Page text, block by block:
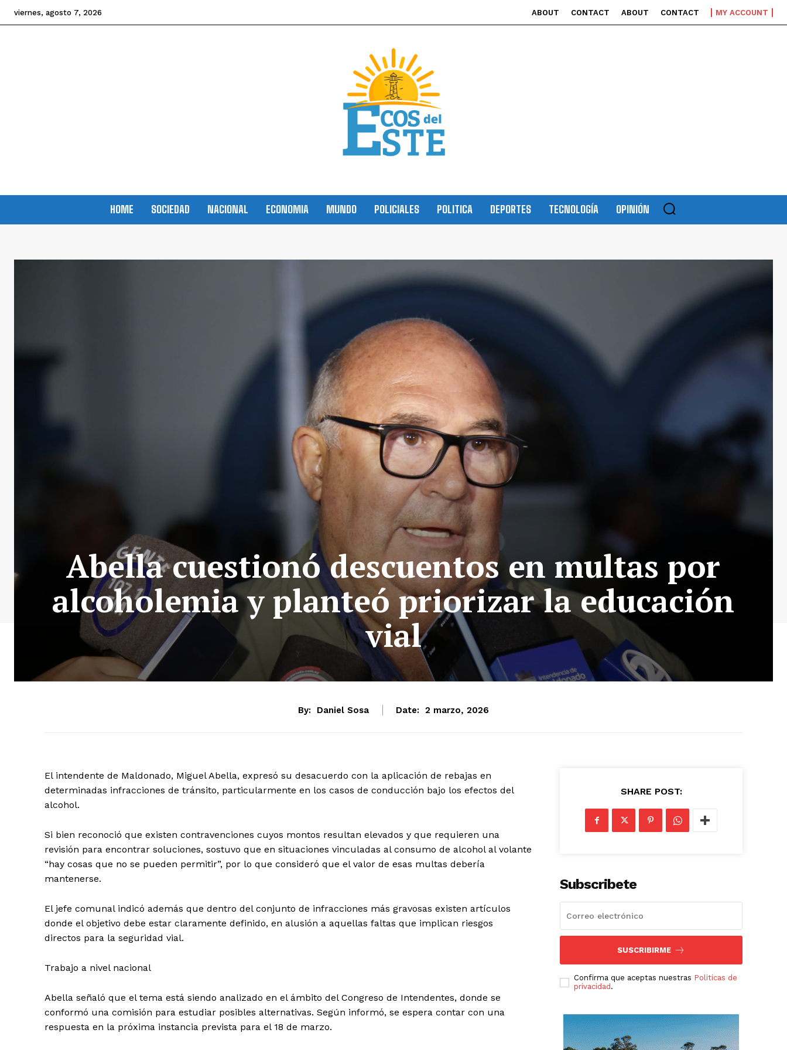
viernes, agosto 7, 2026 ABOUT CONTACT ABOUT CONTACT MY ACCOUNT
HOME SOCIEDAD NACIONAL ECONOMIA MUNDO POLICIALES POLITICA DEPORTES TECNOLOGÍA OPINIÓN
Abella cuestionó descuentos en multas por
alcoholemia y planteó priorizar la educación
vial
By: Daniel Sosa Date: 2 marzo, 2026
El intendente de Maldonado, Miguel Abella, expresó su desacuerdo con la aplicación de rebajas en
determinadas infracciones de tránsito, particularmente en los casos de conducción bajo los efectos del
alcohol.
Si bien reconoció que existen contravenciones cuyos montos resultan elevados y que requieren una
revisión para encontrar soluciones, sostuvo que en situaciones vinculadas al consumo de alcohol al volante
“hay cosas que no se pueden permitir”, por lo que consideró que el valor de esas multas debería
mantenerse.
El jefe comunal indicó además que dentro del conjunto de infracciones más gravosas existen artículos
donde el objetivo debe estar claramente definido, en alusión a aquellas faltas que implican riesgos
directos para la seguridad vial.
Trabajo a nivel nacional
Abella señaló que el tema está siendo analizado en el ámbito del Congreso de Intendentes, donde se
conformó una comisión para estudiar posibles alternativas. Según informó, se espera contar con una
respuesta en la próxima instancia prevista para el 18 de marzo.
SHARE POST:
Subscribete
SUSCRIBIRME
Confirma que aceptas nuestras Politicas de
privacidad .